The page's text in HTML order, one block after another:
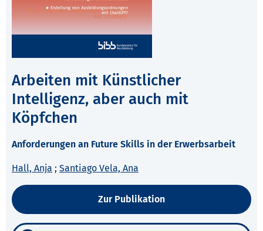
Arbeiten mit Künstlicher
Intelligenz, aber auch mit
Köpfchen
Anforderungen an Future Skills in der Erwerbsarbeit
Hall, Anja ; Santiago Vela, Ana
Zur Publikation